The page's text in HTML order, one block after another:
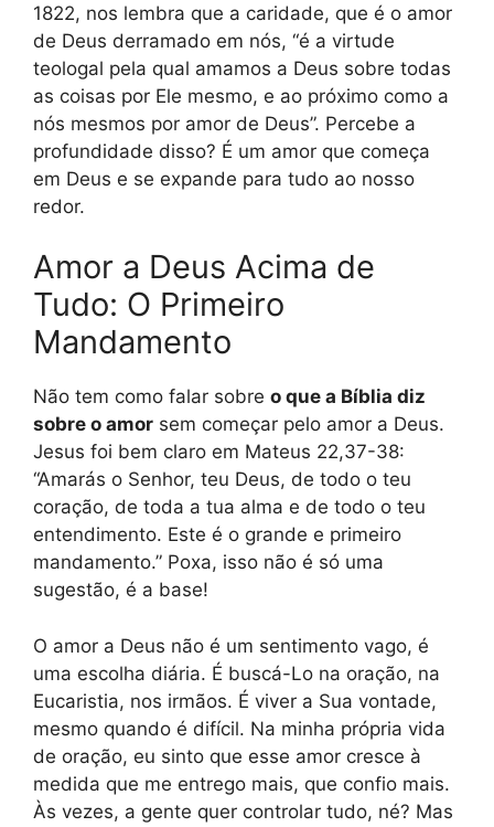
1822, nos lembra que a caridade, que é o amor
de Deus derramado em nós, “é a virtude
teologal pela qual amamos a Deus sobre todas
as coisas por Ele mesmo, e ao próximo como a
nós mesmos por amor de Deus”. Percebe a
profundidade disso? É um amor que começa
em Deus e se expande para tudo ao nosso
redor.
Amor a Deus Acima de
Tudo: O Primeiro
Mandamento
Não tem como falar sobre o que a Bíblia diz
sobre o amor sem começar pelo amor a Deus.
Jesus foi bem claro em Mateus 22,37-38:
“Amarás o Senhor, teu Deus, de todo o teu
coração, de toda a tua alma e de todo o teu
entendimento. Este é o grande e primeiro
mandamento.” Poxa, isso não é só uma
sugestão, é a base!
O amor a Deus não é um sentimento vago, é
uma escolha diária. É buscá-Lo na oração, na
Eucaristia, nos irmãos. É viver a Sua vontade,
mesmo quando é difícil. Na minha própria vida
de oração, eu sinto que esse amor cresce à
medida que me entrego mais, que confio mais.
Às vezes, a gente quer controlar tudo, né? Mas